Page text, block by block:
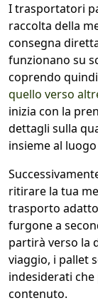
I trasportatori
raccolta della
consegna
funzionano su
coprendo
quello verso
inizia con la
dettagli sulla
insieme al
ritirare la tua
trasporto
furgone a
partirà verso la
viaggio, i pallet
indesiderati
contenuto.